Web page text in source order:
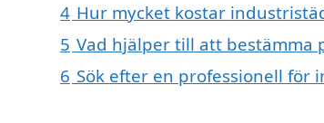
4 Hur mycket kostar
5 Vad hjälper till att bestämma
6 Sök efter en professionell